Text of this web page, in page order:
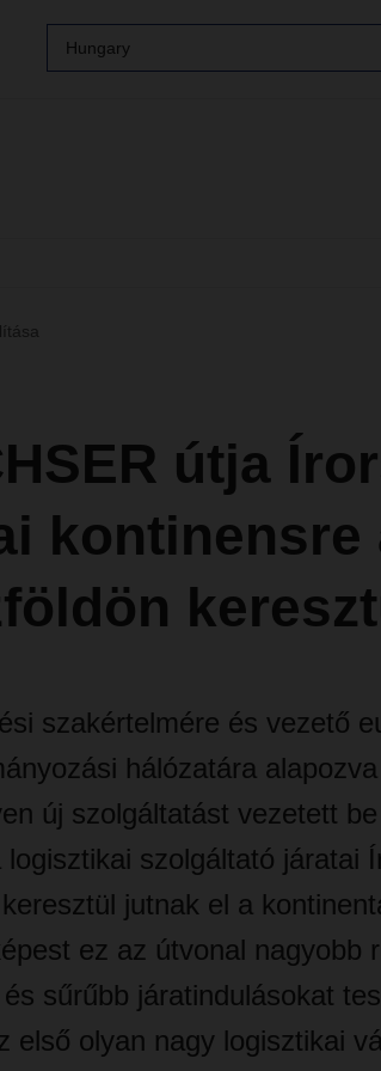
Hungary
útja
kontinensre
szakértelmére és vezető
hálózatára
új szolgáltatást vezetett
szolgáltató járatai
jutnak el a
ez az útvonal nagyobb
sűrűbb járatindulásokat
első olyan nagy logisztikai